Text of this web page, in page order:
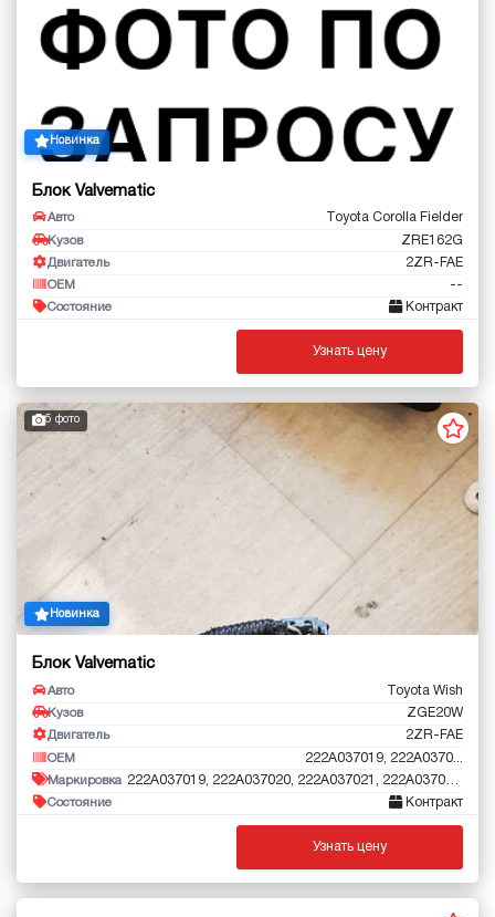
Новинка
Блок Valvematic
Авто Toyota Corolla Fielder
Кузов ZRE162G
Двигатель 2ZR-FAE
OEM --
Состояние Контракт
Узнать цену
5 фото
Новинка
Блок Valvematic
Авто Toyota Wish
Кузов ZGE20W
Двигатель 2ZR-FAE
OEM 222A037019, 222A0370...
Маркировка 222A037019, 222A037020, 222A037021, 222A037022,
Состояние Контракт
Узнать цену